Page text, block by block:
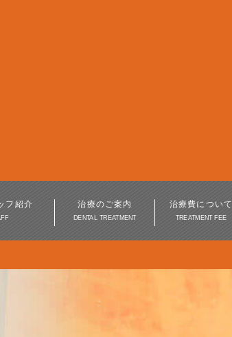
フ紹介 治療のご案内
DENTAL TREATMENT
病治療 審美歯科・美容歯科
治療費について
TREATMENT FEE